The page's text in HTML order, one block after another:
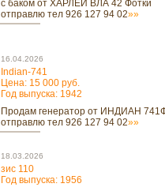
с баком от ХАРЛЕЙ ВЛА 42 Фотки
отправлю тел 926 127 94 02»»
16.04.2026
Indian-741
Цена: 15 000 руб.
Год выпуска: 1942
Продам генератор от ИНДИАН
отправлю тел 926 127 94 02»»
18.03.2026
зис 110
Год выпуска: 1956